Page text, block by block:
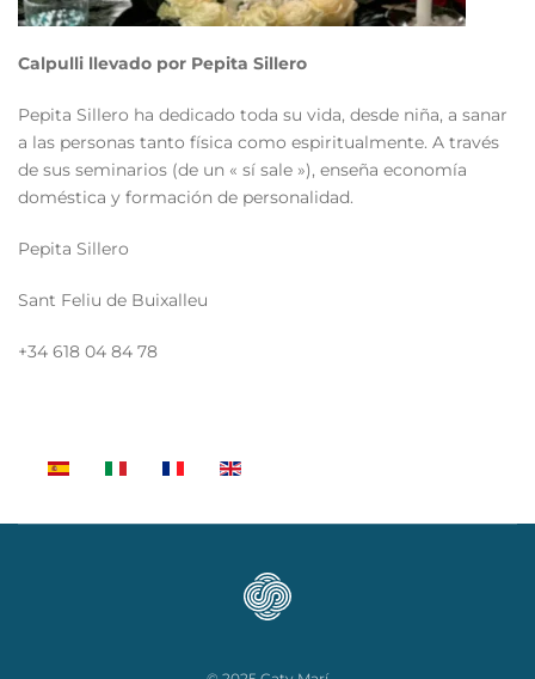
Calpulli llevado por Pepita Sillero
Pepita Sillero ha dedicado toda su vida, desde niña, a sanar
a las personas tanto física como espiritualmente. A través
de sus seminarios (de un « sí sale »), enseña economía
doméstica y formación de personalidad.
Pepita Sillero
Sant Feliu de Buixalleu
+34 618 04 84 78